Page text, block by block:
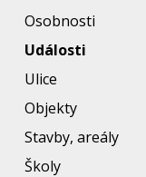
Osobnosti
Události
Ulice
Objekty
Stavby, areály
Školy